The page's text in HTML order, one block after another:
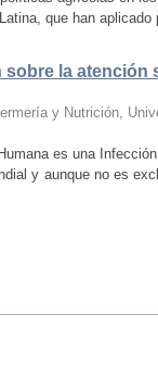
que han
la atención
y Nutrición,
es una
y aunque no es